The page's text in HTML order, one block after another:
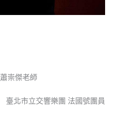
蕭崇傑老師
臺北市立交響樂團 法國號團員